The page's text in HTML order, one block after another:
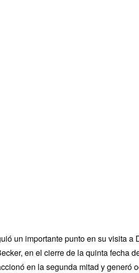
un importante punto en su visita a
en el cierre de la quinta fecha
en la segunda mitad y generó